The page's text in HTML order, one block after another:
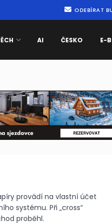
ODEBÍRAT
AI ČESKO E-
provádí na vlastní účet
systému. Při „cross“
proběhl.